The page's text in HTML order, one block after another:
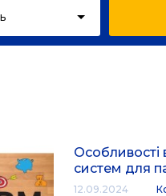
Особливості
систем для
12.09.2024